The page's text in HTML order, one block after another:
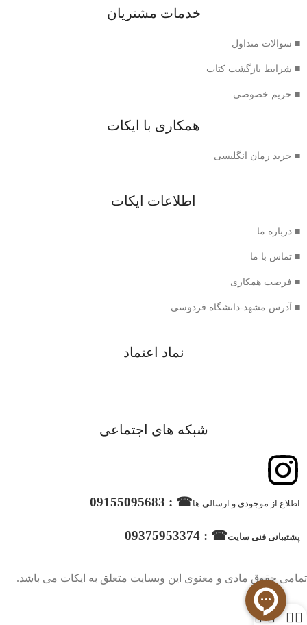
خدمات مشتریان
■ سوالات متداول
■ شرایط بازگشت کتاب
■ حریم خصوصی
همکاری با ایکات
■ خرید رمان انگلیسی
اطلاعات ایکات
■ درباره ما
■ تماس با ما
■ فرصت همکاری
■ آدرس:مشهد-دانشگاه فردوسی
نماد اعتماد
شبکه های اجتماعی
اطلاع از موجودی و ارسالی ها☎ : 09155095683
پشتیبانی فنی سایت☎ : 09375953374
تمامی حقوق مادی و معنوی این وبسایت متعلق به ایکات می باشد.
0